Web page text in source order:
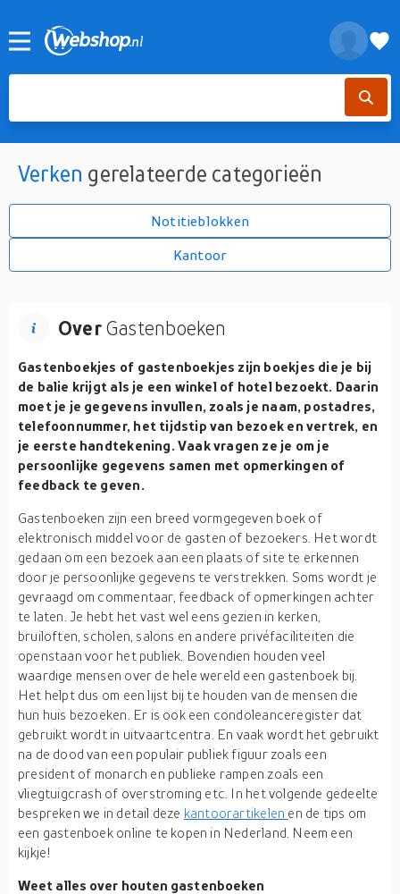
Verken gerelateerde categorieën
Notitieblokken
Kantoor
OverGastenboeken
Gastenboekjes of gastenboekjes zijn boekjes die je bij
de balie krijgt als je een winkel of hotel bezoekt. Daarin
moet je je gegevens invullen, zoals je naam, postadres,
telefoonnummer, het tijdstip van bezoek en vertrek, en
je eerste handtekening. Vaak vragen ze je om je
persoonlijke gegevens samen met opmerkingen of
feedback te geven.
Gastenboeken zijn een breed vormgegeven boek of
elektronisch middel voor de gasten of bezoekers. Het wordt
gedaan om een bezoek aan een plaats of site te erkennen
door je persoonlijke gegevens te verstrekken. Soms wordt je
gevraagd om commentaar, feedback of opmerkingen achter
te laten. Je hebt het vast wel eens gezien in kerken,
bruiloften, scholen, salons en andere privéfaciliteiten die
openstaan voor het publiek. Bovendien houden veel
waardige mensen over de hele wereld een gastenboek bij.
Het helpt dus om een lijst bij te houden van de mensen die
hun huis bezoeken. Er is ook een condoleanceregister dat
gebruikt wordt in uitvaartcentra. En vaak wordt het gebruikt
na de dood van een populair publiek figuur zoals een
president of monarch en publieke rampen zoals een
vliegtuigcrash of overstroming etc. In het volgende gedeelte
bespreken we in detail deze kantoorartikelen en de tips om
een gastenboek online te kopen in Nederland. Neem een
kijkje!
Weet alles over houten gastenboeken